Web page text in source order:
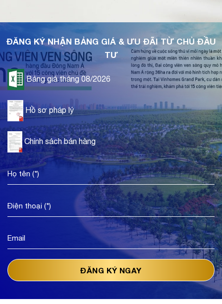
ĐĂNG KÝ NHẬN BẢNG GIÁ & ƯU ĐÃI TỪ CHỦ ĐẦU
TƯ
Bảng giá tháng 08/2026
Hồ sơ pháp lý
Chính sách bán hàng